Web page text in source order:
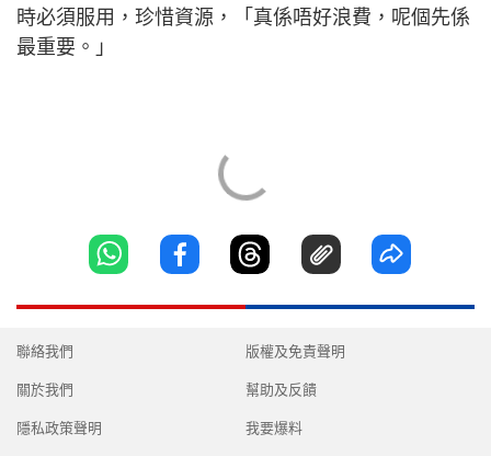
時必須服用，珍惜資源，「真係唔好浪費，呢個先係
最重要。」
聯絡我們
關於我們
隱私政策聲明
版權及免責聲明
幫助及反饋
我要爆料